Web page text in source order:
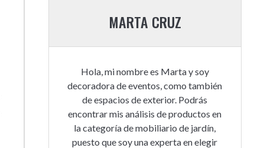
MARTA CRUZ
Hola, mi nombre es Marta y soy
decoradora de eventos, como también
de espacios de exterior. Podrás
encontrar mis análisis de productos en
la categoría de mobiliario de jardín,
puesto que soy una experta en elegir